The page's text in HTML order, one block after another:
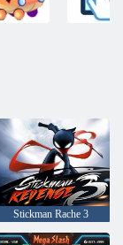
Stickman Rache 3